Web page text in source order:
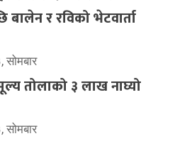
र रविको भेटवार्ता
तोलाको ३ लाख नाघ्यो